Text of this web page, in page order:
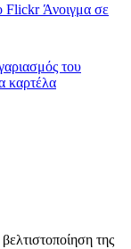
FlickrΆνοιγμα σε
του
καρτέλα
της